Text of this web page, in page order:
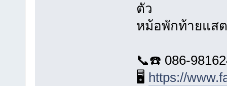
ตัว
หม้อพักท้ายแส
📞☎️ 086-
🖥️ https://